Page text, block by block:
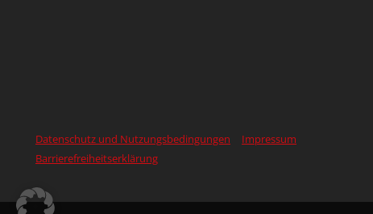
Datenschutz und Nutzungsbedingungen
Impressum
Barrierefreiheitserklärung